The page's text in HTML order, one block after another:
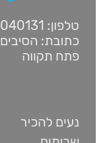
טלפון: 054-3040131
כתובת: הסיבים 25
פתח תקווה
נעים להכיר